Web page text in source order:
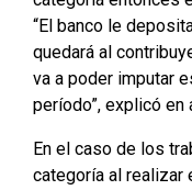
“El banco le
quedará al
va a poder imputar
período”, explicó en
En el caso de los
categoría al realizar